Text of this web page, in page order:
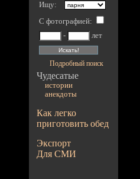
Ищу:
С фотографией:
-
лет
Подробный поиск
Чудесатые
истории
анекдоты
Как легко
приготовить обед
Экспорт
Для СМИ